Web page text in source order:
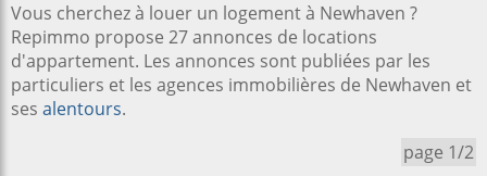
Vous cherchez à louer un logement à Newhaven ?
Repimmo propose 27 annonces de locations
d'appartement. Les annonces sont publiées par les
particuliers et les agences immobilières de Newhaven et
ses alentours.
page 1/2